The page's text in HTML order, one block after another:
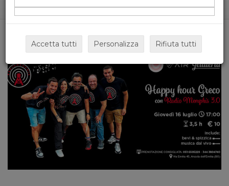
Home News&events
Accetta tutti Personalizza Rifiuta tutti